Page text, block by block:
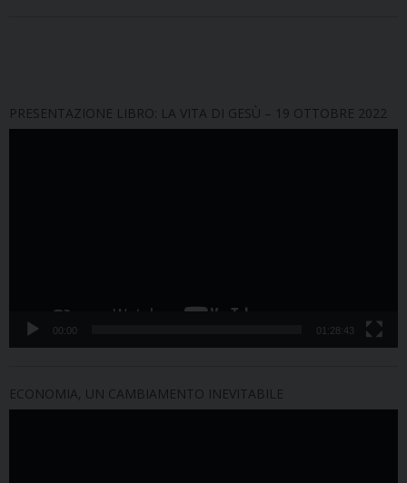
PRESENTAZIONE LIBRO: LA VITA DI GESÙ – 19 OTTOBRE 2022
00:00 01:28:43
ECONOMIA, UN CAMBIAMENTO INEVITABILE